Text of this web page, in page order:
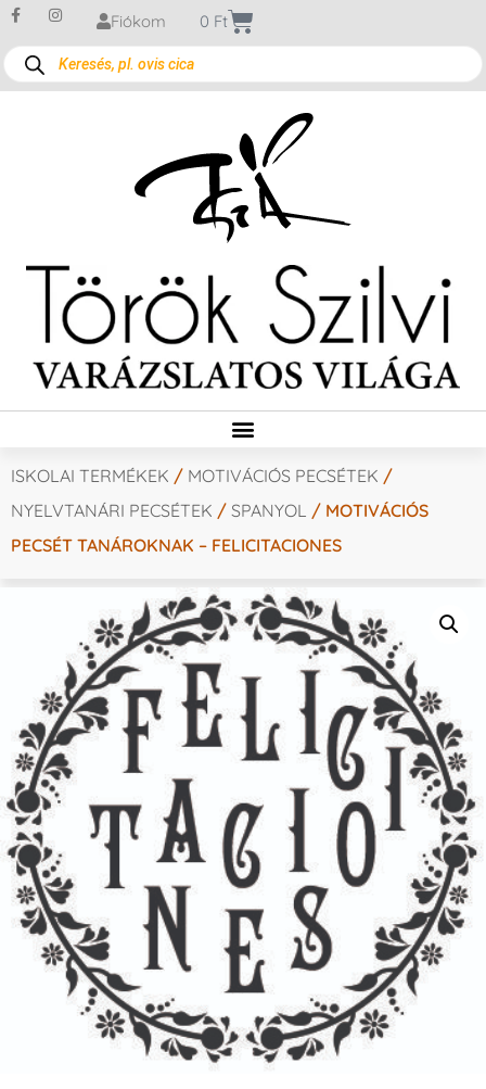
Fiókom 0 Ft
ISKOLAI TERMÉKEK / MOTIVÁCIÓS PECSÉTEK /
NYELVTANÁRI PECSÉTEK / SPANYOL / MOTIVÁCIÓS
PECSÉT TANÁROKNAK – FELICITACIONES